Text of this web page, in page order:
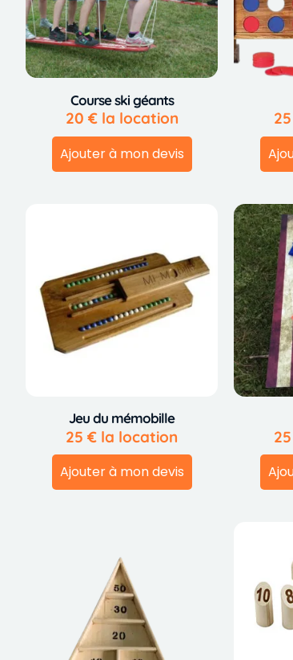
Course ski géants
20 €la location
Ajouter à mon devis
25
Jeu du mémobille
25 € la location
Ajouter à mon devis
25